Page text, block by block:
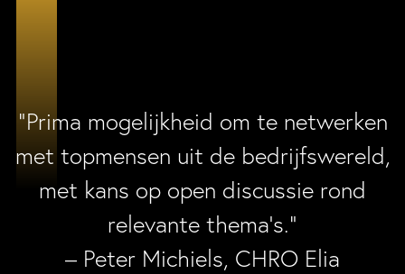
“Prima mogelijkheid om te netwerken
met topmensen uit de bedrijfswereld,
met kans op open discussie rond
relevante thema’s.”
– Peter Michiels, CHRO Elia